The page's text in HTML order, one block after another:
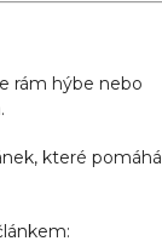
rám hýbe nebo
které pomáhá